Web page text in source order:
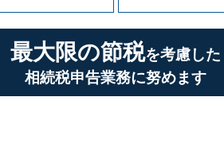
最大限の節税を考慮した
相続税申告業務に努めます